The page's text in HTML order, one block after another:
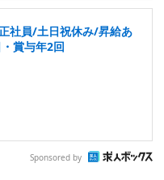
社員/土日祝休み/昇給あ
賞与年2回
Sponsored by